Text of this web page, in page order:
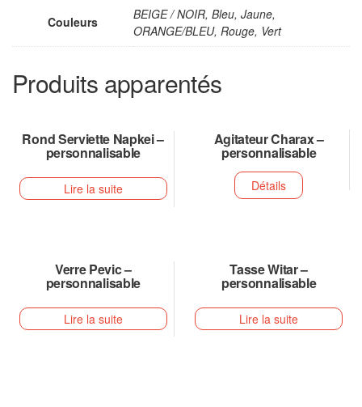
Couleurs
BEIGE / NOIR, Bleu, Jaune,
ORANGE/BLEU, Rouge, Vert
Produits apparentés
Rond Serviette Napkei –
personnalisable
Lire la suite
Agitateur Charax –
personnalisable
Détails
Verre Pevic –
personnalisable
Lire la suite
Tasse Witar –
personnalisable
Lire la suite